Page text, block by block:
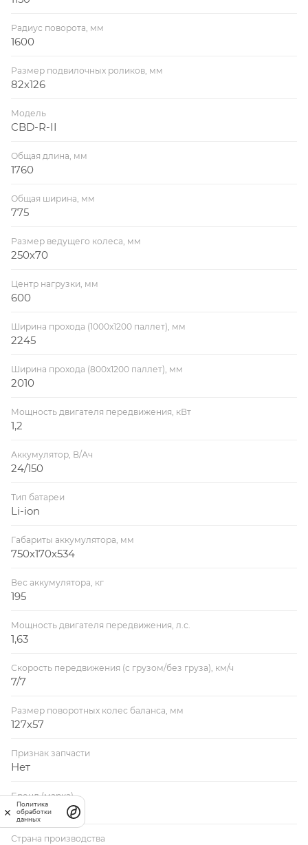
Радиус поворота, мм
1600
Размер подвилочных роликов, мм
82х126
Модель
CBD-R-II
Общая длина, мм
1760
Общая ширина, мм
775
Размер ведущего колеса, мм
250х70
Центр нагрузки, мм
600
Ширина прохода (1000х1200 паллет), мм
2245
Ширина прохода (800х1200 паллет), мм
2010
Мощность двигателя передвижения, кВт
1,2
Аккумулятор, В/Ач
24/150
Тип батареи
Li-ion
Габариты аккумулятора, мм
750х170х534
Вес аккумулятора, кг
195
Мощность двигателя передвижения, л.с.
1,63
Скорость передвижения (с грузом/без груза), км/ч
7/7
Размер поворотных колес баланса, мм
127х57
Признак запчасти
Нет
Бренд (марка)
Xilin
Страна производства
Политика
обработки
данных